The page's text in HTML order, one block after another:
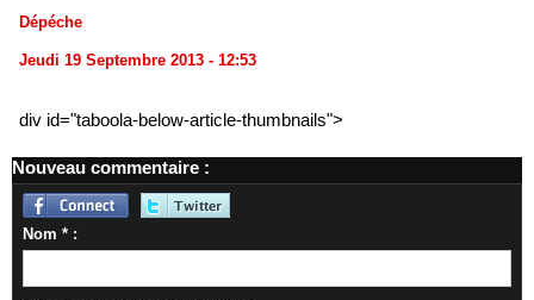
Dépéche
Jeudi 19 Septembre 2013 - 12:53
div id="taboola-below-article-thumbnails">
Nouveau commentaire :
Nom * :